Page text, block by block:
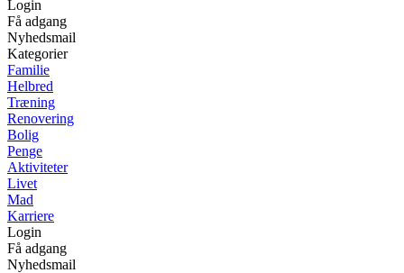
Login
Få adgang
Nyhedsmail
Kategorier
Familie
Helbred
Træning
Renovering
Bolig
Penge
Aktiviteter
Livet
Mad
Karriere
Login
Få adgang
Nyhedsmail